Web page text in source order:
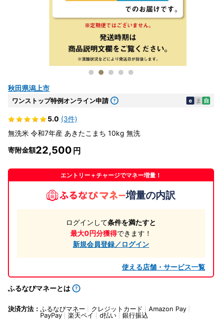
秋田県潟上市
ワンストップ特例オンライン申請 e ま 自
5.0 (3件)
無洗米 令和7年産 あきたこまち 10kg 無洗
寄附金額22,500
エントリー＋チャージでマネー増量！
増量の内訳
ログインして条件を満たすと
最大0円分獲得できます！
新規会員登録／ログイン
使える店舗・サービス一覧
ふるなびマネーとは
決済方法： ふるなびマネー クレジットカード
Amazon Pay
PayPay
楽天ペイ d払い 銀行振込